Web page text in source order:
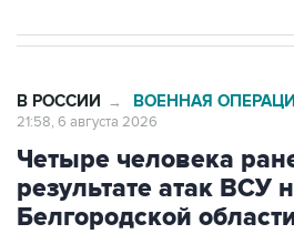
В РОССИИ → ВОЕННАЯ
21:58, 6 августа 2026
Четыре человека
результате атак
Белгородской